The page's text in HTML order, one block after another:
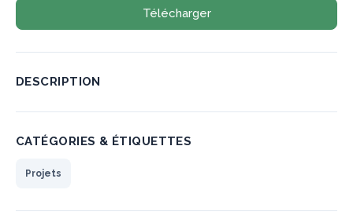
Télécharger
DESCRIPTION
CATÉGORIES & ÉTIQUETTES
Projets